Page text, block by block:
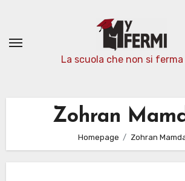
contenuto
La scuola che non si ferma
Zohran
Homepage Zohran